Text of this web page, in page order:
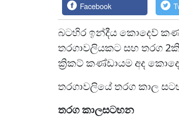
Facebook
බටහිර ඉන්දීය කොදෙව්
තරගාවලියකට සහ තරග
ක්‍රිකට් කණ්ඩායම අද
තරගාවලියේ තරග කාල
තරග කාලසටහන